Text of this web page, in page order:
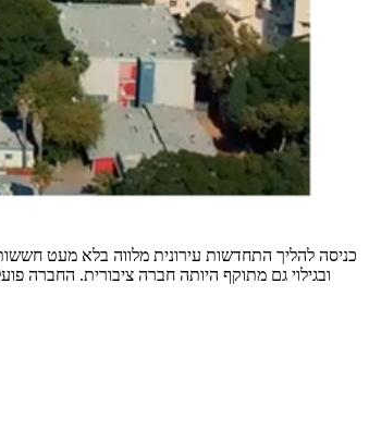
כניסה להליך התחדשות עירונית מלווה בלא מעט
ובגילוי גם מתוקף היותה חברה ציבורית. החברה